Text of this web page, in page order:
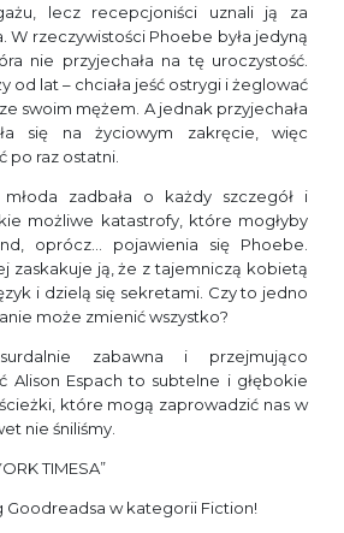
lecz recepcjoniści uznali ją za
W rzeczywistości Phoebe była jedyną
nie przyjechała na tę uroczystość.
od lat – chciała jeść ostrygi i żeglować
swoim mężem. A jednak przyjechała
się na życiowym zakręcie, więc
po raz ostatni.
zadbała o każdy szczegół i
możliwe katastrofy, które mogłyby
oprócz… pojawienia się Phoebe.
zaskakuje ją, że z tajemniczą kobietą
i dzielą się sekretami. Czy to jedno
może zmienić wszystko?
zabawna i przejmująco
Alison Espach to subtelne i głębokie
które mogą zaprowadzić nas w
nie śniliśmy.
TIMESA”
Goodreadsa w kategorii Fiction!